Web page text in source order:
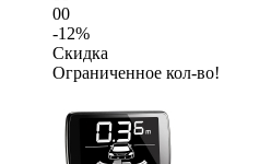
00
-12%
Скидка
Ограниченное кол-во!